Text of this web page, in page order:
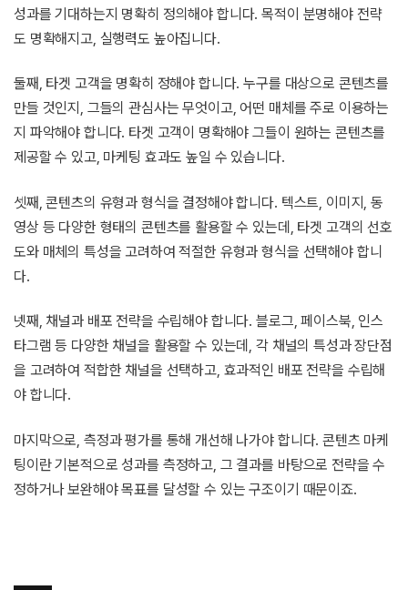
성과를 기대하는지 명확히 정의해야 합니다. 목적이 분명해야 전략
도 명확해지고, 실행력도 높아집니다.
둘째, 타겟 고객을 명확히 정해야 합니다. 누구를 대상으로 콘텐츠를
만들 것인지, 그들의 관심사는 무엇이고, 어떤 매체를 주로 이용하는
지 파악해야 합니다. 타겟 고객이 명확해야 그들이 원하는 콘텐츠를
제공할 수 있고, 마케팅 효과도 높일 수 있습니다.
셋째, 콘텐츠의 유형과 형식을 결정해야 합니다. 텍스트, 이미지, 동
영상 등 다양한 형태의 콘텐츠를 활용할 수 있는데, 타겟 고객의 선호
도와 매체의 특성을 고려하여 적절한 유형과 형식을 선택해야 합니
다.
넷째, 채널과 배포 전략을 수립해야 합니다. 블로그, 페이스북, 인스
타그램 등 다양한 채널을 활용할 수 있는데, 각 채널의 특성과 장단점
을 고려하여 적합한 채널을 선택하고, 효과적인 배포 전략을 수립해
야 합니다.
마지막으로, 측정과 평가를 통해 개선해 나가야 합니다. 콘텐츠 마케
팅이란 기본적으로 성과를 측정하고, 그 결과를 바탕으로 전략을 수
정하거나 보완해야 목표를 달성할 수 있는 구조이기 때문이죠.